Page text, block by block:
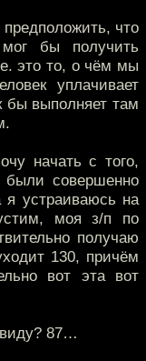
что
мог бы получить
это то, о чём мы
уплачивает
бы выполняет там
начать с того,
были совершенно
я устраиваюсь на
моя з/п по
получаю
130, причём
вот эта вот
87…